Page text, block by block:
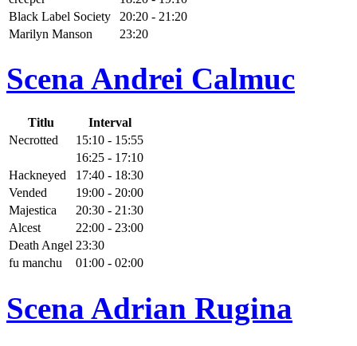
Black Label Society
20:20 - 21:20
Marilyn Manson
23:20
Scena Andrei Calmuc
Titlu
Interval
Necrotted
15:10 - 15:55
16:25 - 17:10
Hackneyed
17:40 - 18:30
Vended
19:00 - 20:00
Majestica
20:30 - 21:30
Alcest
22:00 - 23:00
Death Angel 23:30
fu manchu
01:00 - 02:00
Scena Adrian Rugina